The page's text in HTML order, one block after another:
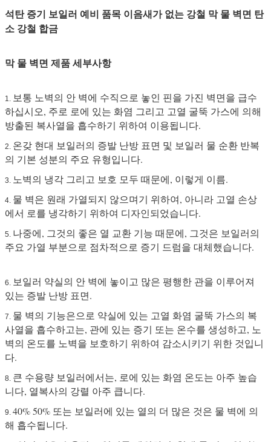
석탄 증기 보일러 예비 품목 이음새가 없는 강철 막 물 벽면 탄
소 강철 합금
막 물 벽면 제품 세부사항
1. 보통 노벽의 안 벽에 수직으로 놓인 핀을 가진 벽면을 급수
하십시오, 주로 로에 있는 화염 그리고 고열 굴뚝 가스에 의해
방출된 복사열을 흡수하기 위하여 이용됩니다.
2. 온갖 현대 보일러의 증발 난방 표면 및 보일러 물 순환 반복
의 기본 성분의 주요 유형입니다.
3. 노벽의 냉각 그리고 보호 모두 때문에, 이렇게 이름.
4. 물 벽은 원래 가열되지 않으며기 위하여, 아니라 고열 손상
에서 로를 냉각하기 위하여 디자인되었습니다.
5. 나중에, 그것의 좋은 열 교환 기능 때문에, 그것은 보일러의
주요 가열 부분으로 점차적으로 증기 드럼을 대체했습니다.
6. 보일러 약실의 안 벽에 놓이고 많은 평행한 관을 이루어져
있는 증발 난방 표면.
7. 물 벽의 기능은으로 약실에 있는 고열 화염 굴뚝 가스의 복
사열을 흡수하고는, 관에 있는 증기 또는 온수를 생성하고, 노
벽의 온도를 노벽을 보호하기 위하여 감소시키기 위한 것입니
다.
8. 큰 수용량 보일러에서는, 로에 있는 화염 온도는 아주 높습
니다, 열복사의 강렬 아주 큽니다.
9. 40% 50% 또는 보일러에 있는 열의 더 많은 것은 물 벽에 의
해 흡수됩니다.